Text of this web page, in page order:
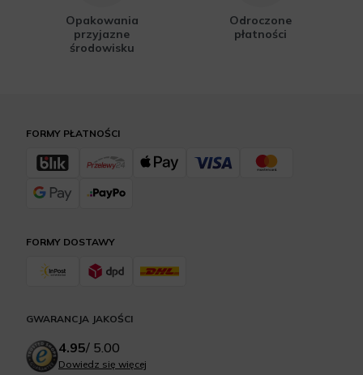
Opakowania
przyjazne
środowisku
Odroczone
płatności
FORMY DOSTAWY
FORMY PŁATNOŚCI
GWARANCJA JAKOŚCI
4.95/ 5.00
Dowiedz się więcej